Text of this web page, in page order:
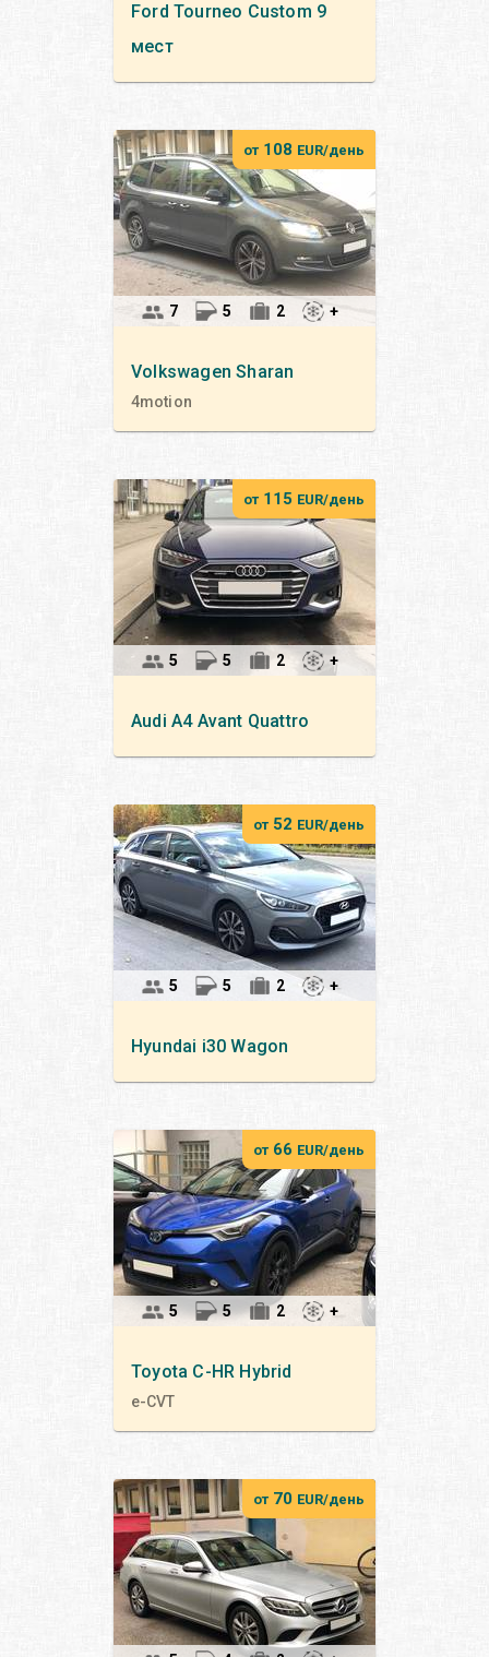
Ford Tourneo Custom 9
мест
Volkswagen Sharan
4motion
от 108 EUR/день
7 5 2 +
Audi A4 Avant Quattro
от 115 EUR/день
5 5 2 +
Hyundai i30 Wagon
от 52 EUR/день
5 5 2 +
Toyota C-HR Hybrid
e-CVT
от 66 EUR/день
5 5 2 +
от 70 EUR/день